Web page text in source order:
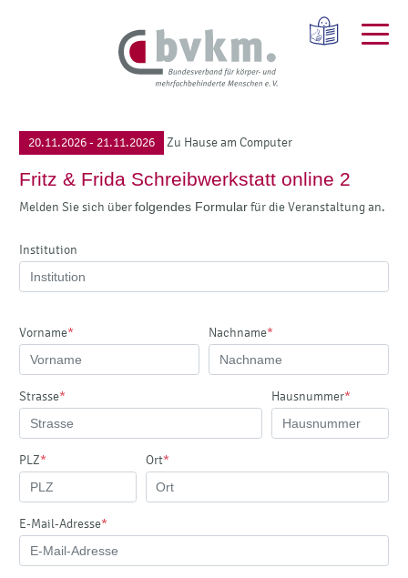
20.11.2026 - 21.11.2026 Zu Hause am Computer
Fritz & Frida Schreibwerkstatt online 2
Melden Sie sich überfolgendes Formularfür die Veranstaltung an.
Institution
Vorname* Nachname*
Strasse* Hausnummer*
PLZ* Ort*
E-Mail-Adresse*